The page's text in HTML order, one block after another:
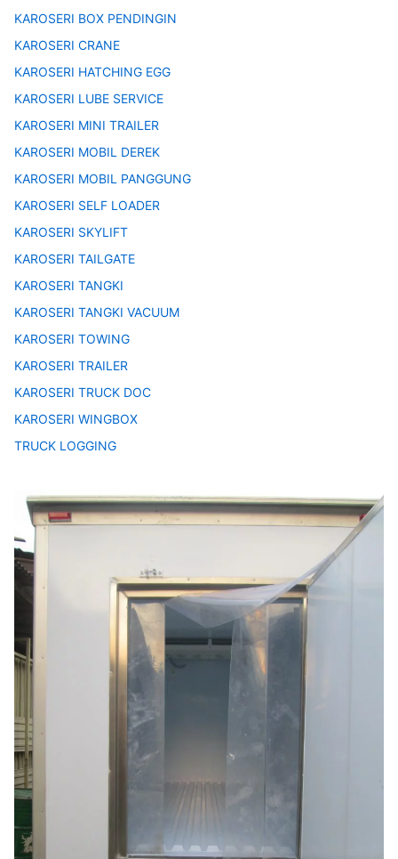
KAROSERI BOX PENDINGIN
KAROSERI CRANE
KAROSERI HATCHING EGG
KAROSERI LUBE SERVICE
KAROSERI MINI TRAILER
KAROSERI MOBIL DEREK
KAROSERI MOBIL PANGGUNG
KAROSERI SELF LOADER
KAROSERI SKYLIFT
KAROSERI TAILGATE
KAROSERI TANGKI
KAROSERI TANGKI VACUUM
KAROSERI TOWING
KAROSERI TRAILER
KAROSERI TRUCK DOC
KAROSERI WINGBOX
TRUCK LOGGING